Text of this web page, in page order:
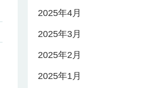
2025年4月
2025年3月
2025年2月
2025年1月